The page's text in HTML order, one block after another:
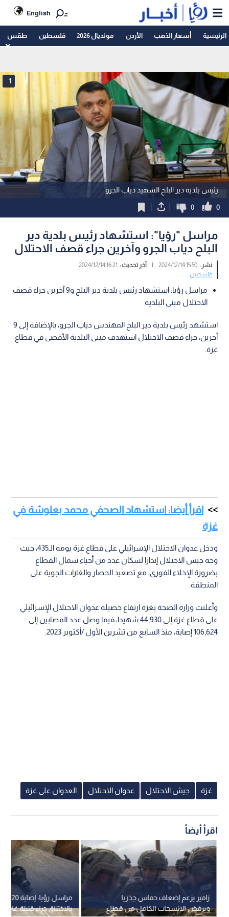
English
الرئيسية أسعار الذهب الأردن مونديال 2026 فلسطين طقس
رئيس بلدية دير البلح الشهيد دياب الجرو
1
0
0
مراسل "رؤيا": استشهاد رئيس بلدية دير
البلح دياب الجرو وآخرين جراء قصف الاحتلال
نشر :15:50 2024/12/14
| آخر تحديث : 16:21 2024/12/14
فلسطين
مراسل رؤيا: استشهاد رئيس بلدية دير البلح و9 آخرين جراء قصف
الاحتلال مبنى البلدية
استشهد رئيس بلدية دير البلح المهندس دياب الجرو، بالإضافة إلى 9
آخرين، جراء قصف الاحتلال استهدف مبنى البلدية الأقصى في قطاع
غزة.
اقرأ أيضا: استشهاد الصحفي محمد بعلوشة في
غزة
ودخل عدوان الاحتلال الإسرائيلي على قطاع غزة يومه الـ435، حيث
وجه جيش الاحتلال إنذارا لسكان عدد من أحياء شمال القطاع
بضرورة الإخلاء الفوري، مع تصعيد الحصار والغارات الجوية على
المنطقة.
وأعلنت وزارة الصحة بغزة ارتفاع حصيلة عدوان الاحتلال الإسرائيلي
على قطاع غزة إلى 44,930 شهيدا، فيما وصل عدد المصابين إلى
106,624 إصابة، منذ السابع من تشرين الأول /أكتوبر 2023.
غزة جيش الاحتلال عدوان الاحتلال العدوان على غزة
اقرأ أيضاً
بالاختناق جراء قنبلة غاز
زامير يزعم إضعاف حماس جذريا
ويرفض الانسحاب الكامل من قطاع